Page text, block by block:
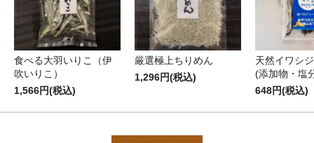
食べる大羽いりこ（伊
吹いりこ）
1,566円(税込)
厳選極上ちりめん
1,296円(税込)
天然イワシ
(添加物・塩
648円(税込)